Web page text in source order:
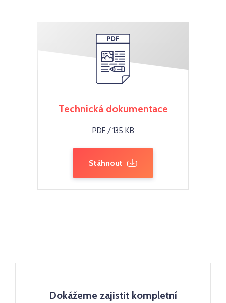
Technická dokumentace
PDF / 135 KB
Stáhnout
Dokážeme zajistit kompletní